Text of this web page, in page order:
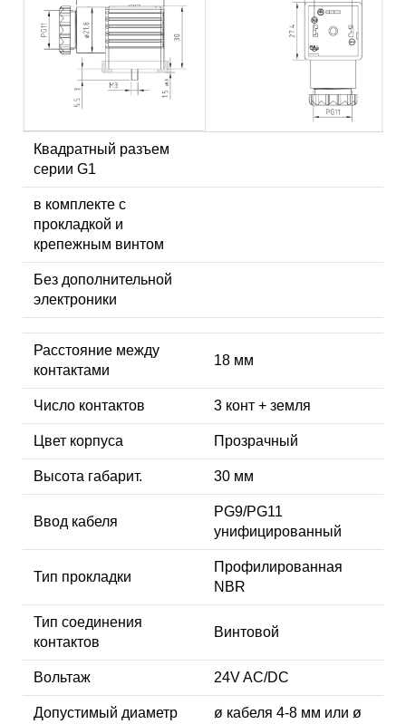
Квадратный разъем
серии G1
в комплекте с
прокладкой и
крепежным винтом
Без дополнительной
электроники
Расстояние между
контактами
18 мм
Число контактов 3 конт + земля
Цвет корпуса Прозрачный
Высота габарит. 30 мм
Ввод кабеля
PG9/PG11
унифицированный
Тип прокладки
Профилированная
NBR
Тип соединения
контактов
Винтовой
Вольтаж 24V AC/DC
Допустимый диаметр ø кабеля 4-8 мм или ø